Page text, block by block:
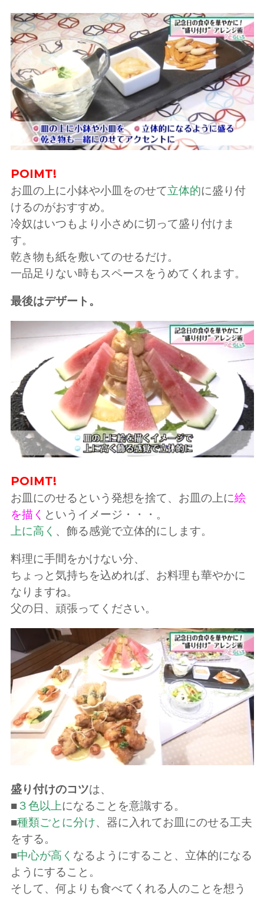
POIMT!
お皿の上に小鉢や小皿をのせて立体的に盛り付
けるのがおすすめ。
冷奴はいつもより小さめに切って盛り付けま
す。
乾き物も紙を敷いてのせるだけ。
一品足りない時もスペースをうめてくれます。
最後はデザート。
POIMT!
お皿にのせるという発想を捨て、お皿の上に絵
を描く というイメージ・・・。
上に高く 、飾る感覚で立体的にします。
料理に手間をかけない分、
ちょっと気持ちを込めれば、お料理も華やかに
なりますね。
父の日、頑張ってください。
盛り付けのコツは、
■３色以上になることを意識する。
■種類ごとに分け、器に入れてお皿にのせる工夫
をする。
■中心が高く なるようにすること、立体的になる
ようにすること。
そして、何よりも食べてくれる人のことを想う